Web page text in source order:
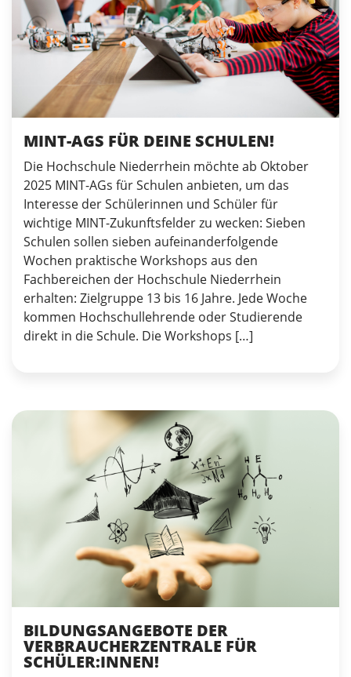
MINT-AGS FÜR DEINE SCHULEN!
Die Hochschule Niederrhein möchte ab Oktober
2025 MINT-AGs für Schulen anbieten, um das
Interesse der Schülerinnen und Schüler für
wichtige MINT-Zukunftsfelder zu wecken: Sieben
Schulen sollen sieben aufeinanderfolgende
Wochen praktische Workshops aus den
Fachbereichen der Hochschule Niederrhein
erhalten: Zielgruppe 13 bis 16 Jahre. Jede Woche
kommen Hochschullehrende oder Studierende
direkt in die Schule. Die Workshops […]
BILDUNGSANGEBOTE DER
VERBRAUCHERZENTRALE FÜR
SCHÜLER:INNEN!